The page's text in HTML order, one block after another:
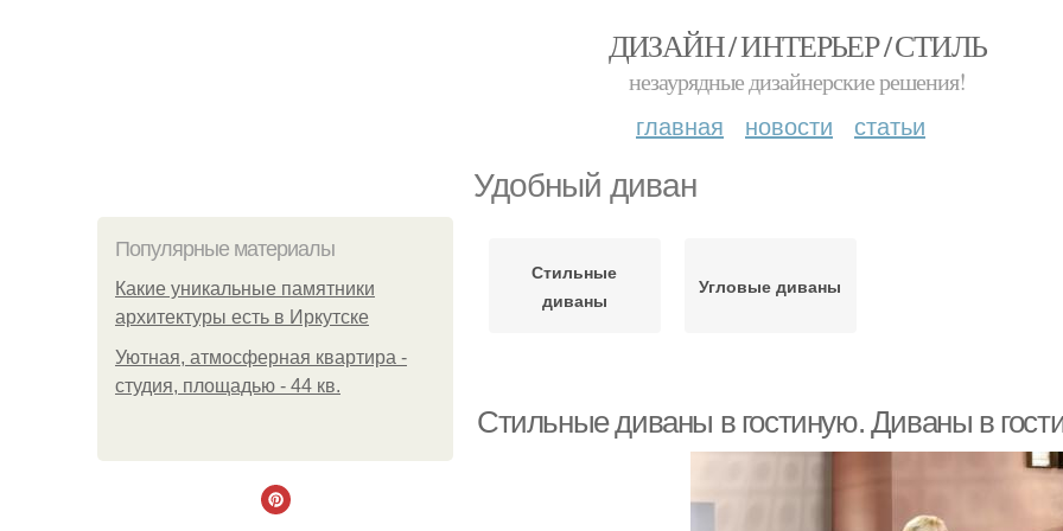
ДИЗАЙН / ИНТЕРЬЕР / СТИЛЬ
незаурядные дизайнерские решения!
главная новости статьи
Удобный диван
Популярные материалы
Какие уникальные памятники
архитектуры есть в Иркутске
Уютная, атмосферная квартира -
студия, площадью - 44 кв.
Стильные
диваны
Угловые диваны
Стильные диваны в гостиную. Диваны в